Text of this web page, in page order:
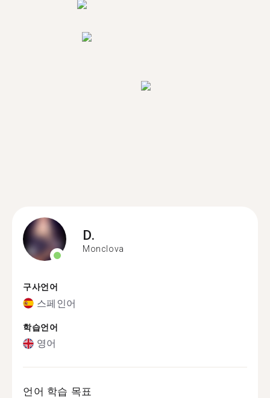
D.
Monclova
구사언어
스페인어
학습언어
영어
언어 학습 목표